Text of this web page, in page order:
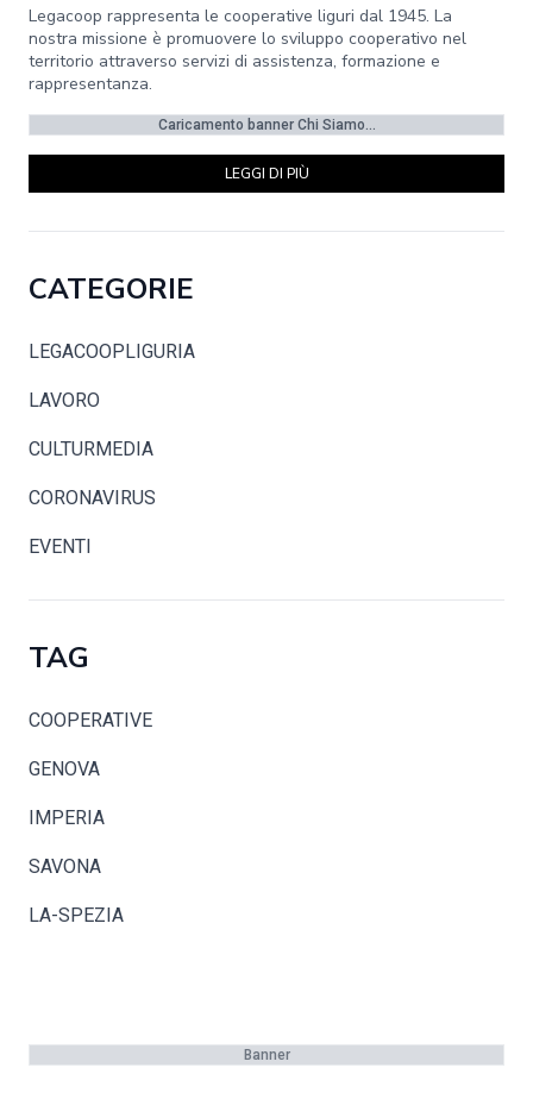
Legacoop rappresenta le cooperative liguri dal 1945. La
nostra missione è promuovere lo sviluppo cooperativo nel
territorio attraverso servizi di assistenza, formazione e
rappresentanza.
Caricamento banner Chi Siamo...
LEGGI DI PIÙ
CATEGORIE
LEGACOOPLIGURIA
LAVORO
CULTURMEDIA
CORONAVIRUS
EVENTI
TAG
COOPERATIVE
GENOVA
IMPERIA
SAVONA
LA-SPEZIA
Banner